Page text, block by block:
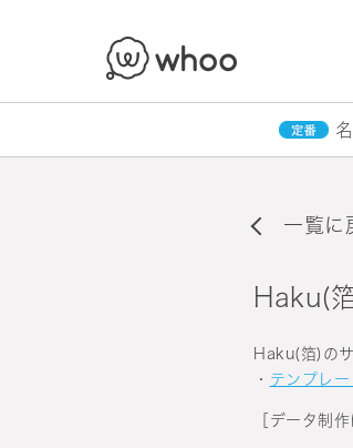
一覧に
Haku(
Haku(箔)の
・ テンプレ
［データ制作